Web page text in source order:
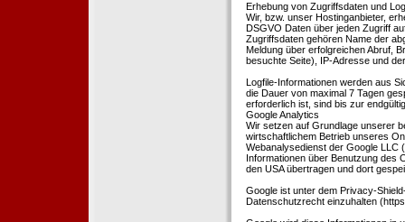
Erhebung von Zugriffsdaten und
Wir, bzw. unser Hostinganbieter,
DSGVO Daten über jeden Zugriff
Zugriffsdaten gehören Name der
Meldung über erfolgreichen Abruf,
besuchte Seite), IP-Adresse und
Logfile-Informationen werden aus
die Dauer von maximal 7 Tagen
erforderlich ist, sind bis zur
Google Analytics
Wir setzen auf Grundlage unserer
wirtschaftlichem Betrieb unseres
Webanalysedienst der Google LLC
Informationen über Benutzung des
den USA übertragen und dort
Google ist unter dem Privacy-
Datenschutzrecht einzuhalten